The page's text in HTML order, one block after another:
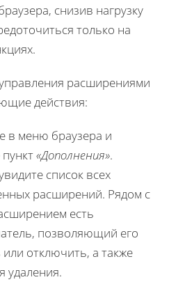
снизив нагрузку
только на
расширениями
действия:
в меню браузера и
«Дополнения».
список всех
расширений. Рядом с
есть
позволяющий его
отключить, а также
удаления.